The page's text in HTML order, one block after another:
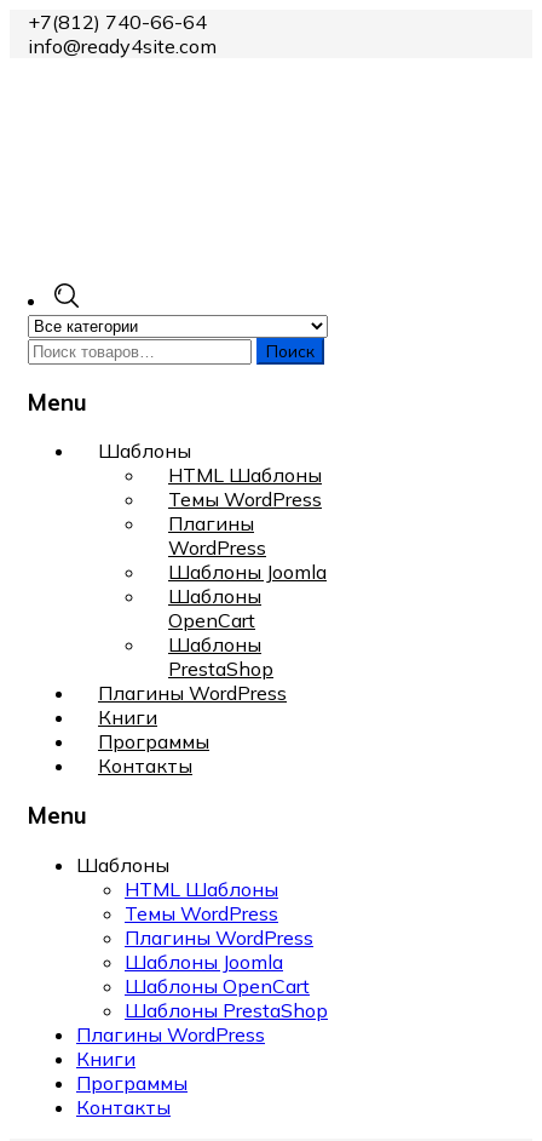
+7(812) 740-66-64
info@ready4site.com
Поиск
Menu
Skip
Шаблоны
HTML Шаблоны
Темы WordPress
Плагины
WordPress
Шаблоны Joomla
Шаблоны
OpenCart
Шаблоны
PrestaShop
Плагины WordPress
Книги
Программы
Контакты
Menu
Шаблоны
HTML Шаблоны
Темы WordPress
Плагины WordPress
Шаблоны Joomla
Шаблоны OpenCart
Шаблоны PrestaShop
Плагины WordPress
Книги
Программы
Контакты